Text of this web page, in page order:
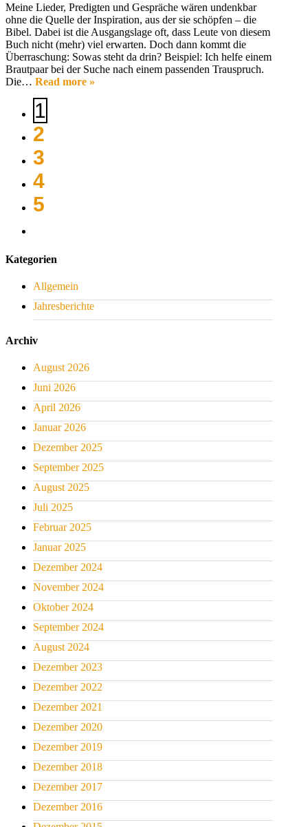
Meine Lieder, Predigten und Gespräche wären undenkbar
ohne die Quelle der Inspiration, aus der sie schöpfen – die
Bibel. Dabei ist die Ausgangslage oft, dass Leute von diesem
Buch nicht (mehr) viel erwarten. Doch dann kommt die
Überraschung: Sowas steht da drin? Beispiel: Ich helfe einem
Brautpaar bei der Suche nach einem passenden Trauspruch.
Die… Read more »
1
2
3
4
5
Kategorien
Allgemein
Jahresberichte
Archiv
August 2026
Juni 2026
April 2026
Januar 2026
Dezember 2025
September 2025
August 2025
Juli 2025
Februar 2025
Januar 2025
Dezember 2024
November 2024
Oktober 2024
September 2024
August 2024
Dezember 2023
Dezember 2022
Dezember 2021
Dezember 2020
Dezember 2019
Dezember 2018
Dezember 2017
Dezember 2016